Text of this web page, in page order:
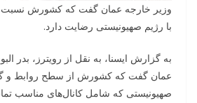
وزیر خارجه عمان گفت که کشورش نسبت
با رژیم صهیونیستی رضایت دارد.
به گزارش ایسنا، به نقل از رویترز، بدر
عمان گفت که کشورش از سطح روابط و
صهیونیستی که شامل کانال‌های مناسب